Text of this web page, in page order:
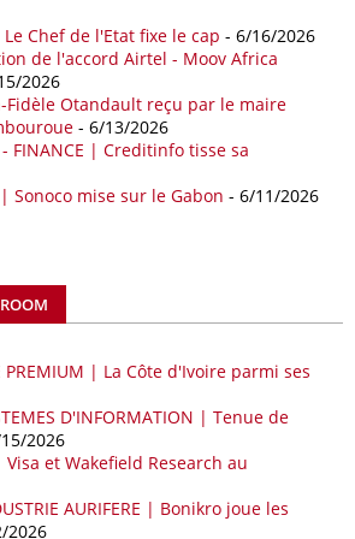
en hausse de 14,5% par rapport aux
2025.
leurs projets gaziers communs, afin
approvisionnements énergétiques en
marqué par des tensions
et des perturbations sur le marché
affiché leur volonté de renforcer la
dans le secteur énergétique. Cette
que Rome cherche à réduire son exposition
son retour en Algérie où un permis de
dans le bassin oriental lui a été attribué
la valorisation des ressources en
L’information rendue publique mercredi 15
Le Chef de l'Etat fixe le cap - 6/16/2026
de l'accord Airtel - Moov Africa
2026
Fidèle Otandault reçu par le maire
- 6/13/2026
- FINANCE | Creditinfo tisse sa
| Sonoco mise sur le Gabon - 6/11/2026
PREMIUM | La Côte d'Ivoire parmi ses
D'INFORMATION | Tenue de
2026
Visa et Wakefield Research au
AURIFERE | Bonikro joue les
2026